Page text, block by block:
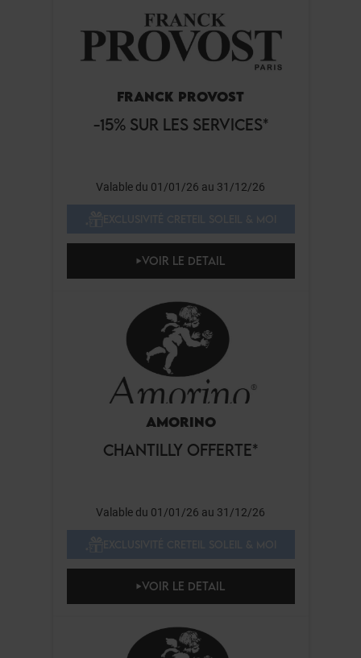
FRANCK PROVOST
-15% SUR LES SERVICES*
Valable du 01/01/26 au 31/12/26
VOIR LE DETAIL
AMORINO
CHANTILLY OFFERTE*
Valable du 01/01/26 au 31/12/26
VOIR LE DETAIL